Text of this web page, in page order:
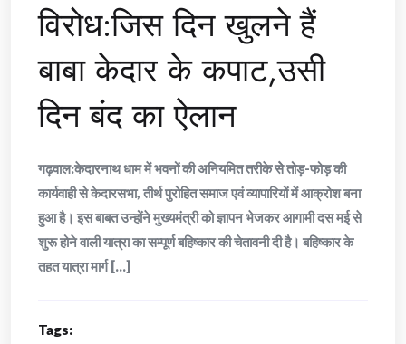
विरोध:जिस दिन खुलने हैं
बाबा केदार के कपाट,उसी
दिन बंद का ऐलान
गढ़वाल:केदारनाथ धाम में भवनों की अनियमित तरीके सेे तोड़-फोड़ की
कार्यवाही से केदारसभा, तीर्थ पुरोहित समाज एवं व्यापारियों में आक्रोश बना
हुआ है। इस बाबत उन्होंने मुख्यमंत्री को ज्ञापन भेजकर आगामी दस मई से
शुरू होने वाली यात्रा का सम्पूर्ण बहिष्कार की चेतावनी दी है। बहिष्कार के
तहत यात्रा मार्ग [...]
Tags: